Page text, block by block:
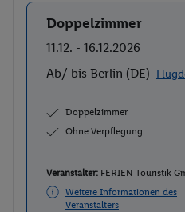
Buchen
Doppelzimmer
11.12. - 16.12.2026
Ab/ bis Berlin (DE)
Doppelzimmer
Ohne Verpflegung
Veranstalter: FERIEN Touristik
Weitere Informationen des
Veranstalters